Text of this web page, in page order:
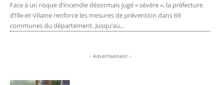
Face à un risque d’incendie désormais jugé « sévère », la préfecture
d’Ille-et-Vilaine renforce les mesures de prévention dans 69
communes du département. Jusqu’au...
- Advertisement -